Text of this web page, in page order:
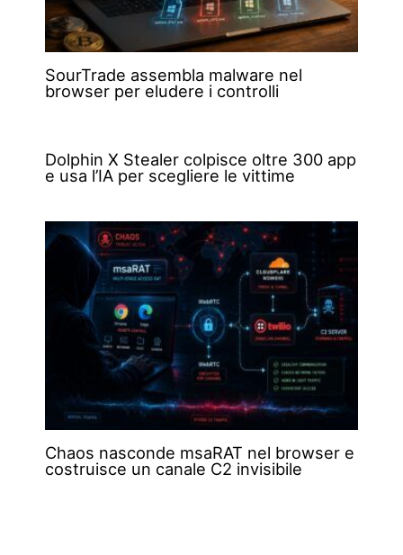
SourTrade assembla malware nel
browser per eludere i controlli
Dolphin X Stealer colpisce oltre 300 app
e usa l’IA per scegliere le vittime
Chaos nasconde msaRAT nel browser e
costruisce un canale C2 invisibile